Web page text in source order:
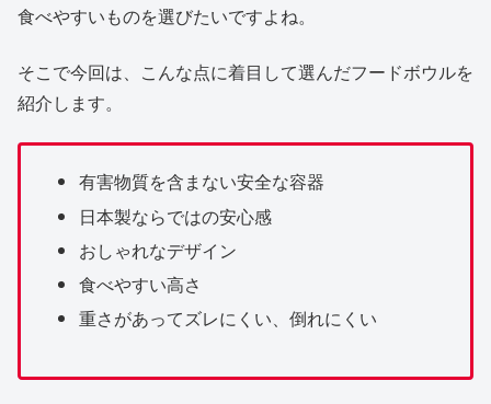
食べやすいものを選びたいですよね。
そこで今回は、こんな点に着目して選んだフードボウルを
紹介します。
有害物質を含まない安全な容器
日本製ならではの安心感
おしゃれなデザイン
食べやすい高さ
重さがあってズレにくい、倒れにくい